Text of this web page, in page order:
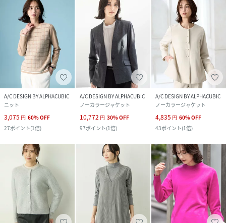
A/C DESIGN BY ALPHACUBIC
ニット
3,075 円 60%OFF
27ポイント(1倍)
A/C DESIGN BY ALPHACUBIC
ノーカラージャケット
10,772 円 30%OFF
97ポイント(1倍)
A/C DESIGN BY ALPHACUBIC
ノーカラージャケット
4,835 円 60%OFF
43ポイント(1倍)